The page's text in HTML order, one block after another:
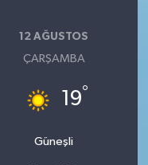
12 AĞUSTOS
ÇARŞAMBA
19°
Güneşli